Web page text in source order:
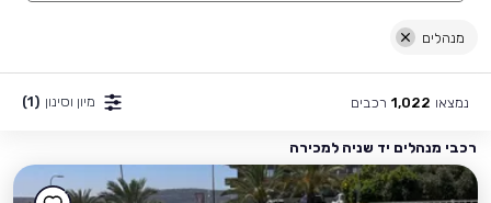
מנהלים
נמצאו 1,022 רכבים מיון וסינון (1)
רכבי מנהלים יד שניה למכירה